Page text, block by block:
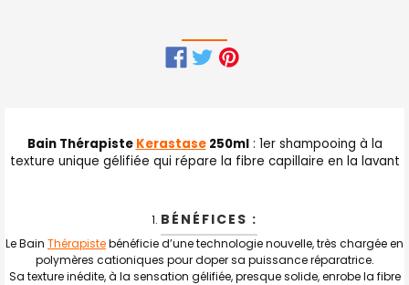
ENSEMBLE
:
J'AJOUTE
LA
SÉLECTION
Bain Thérapiste Kerastase250ml: 1er shampooing à la
texture unique gélifiée qui répare la fibre capillaire en la lavant
BÉNÉFICES :
Le Bain Thérapistebénéficie d’une technologie nouvelle, très chargée en
polymères cationiques pour doper sa puissance réparatrice.
Sa texture inédite, à la sensation gélifiée, presque solide, enrobe la fibre